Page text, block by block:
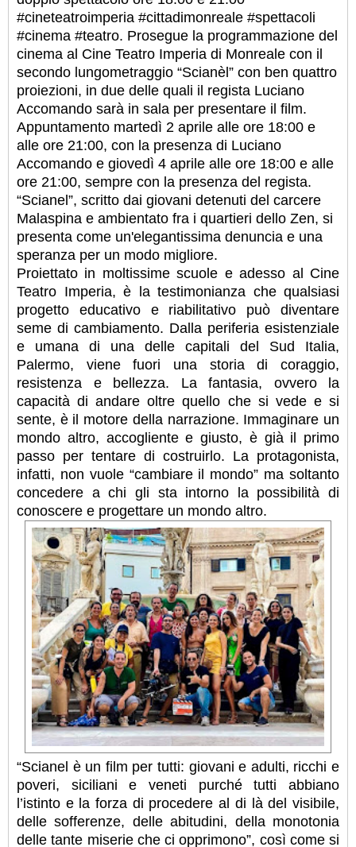
#cineteatroimperia #cittadimonreale #spettacoli
#cinema #teatro. Prosegue la programmazione del
cinema al Cine Teatro Imperia di Monreale con il
secondo lungometraggio “Scianèl” con ben quattro
proiezioni, in due delle quali il regista Luciano
Accomando sarà in sala per presentare il film.
Appuntamento martedì 2 aprile alle ore 18:00 e
alle ore 21:00, con la presenza di Luciano
Accomando e giovedì 4 aprile alle ore 18:00 e alle
ore 21:00, sempre con la presenza del regista.
“Scianel”, scritto dai giovani detenuti del carcere
Malaspina e ambientato fra i quartieri dello Zen, si
presenta come un'elegantissima denuncia e una
speranza per un modo migliore.
Proiettato in moltissime scuole e adesso al Cine
Teatro Imperia, è la testimonianza che qualsiasi
progetto educativo e riabilitativo può diventare
seme di cambiamento. Dalla periferia esistenziale
e umana di una delle capitali del Sud Italia,
Palermo, viene fuori una storia di coraggio,
resistenza e bellezza. La fantasia, ovvero la
capacità di andare oltre quello che si vede e si
sente, è il motore della narrazione. Immaginare un
mondo altro, accogliente e giusto, è già il primo
passo per tentare di costruirlo. La protagonista,
infatti, non vuole “cambiare il mondo” ma soltanto
concedere a chi gli sta intorno la possibilità di
conoscere e progettare un mondo altro.
“Scianel è un film per tutti: giovani e adulti, ricchi e
poveri, siciliani e veneti purché tutti abbiano
l’istinto e la forza di procedere al di là del visibile,
delle sofferenze, delle abitudini, della monotonia
delle tante miserie che ci opprimono”, così come si